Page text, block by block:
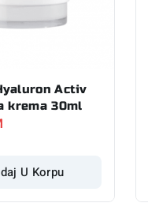
Activ
krema 30ml
U Korpu